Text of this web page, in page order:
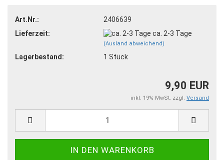
Art.Nr.:
2406639
Lieferzeit:
ca. 2-3 Tage
(Ausland abweichend)
Lagerbestand: 1 Stück
9,90 EUR
inkl. 19% MwSt. zzgl. Versand